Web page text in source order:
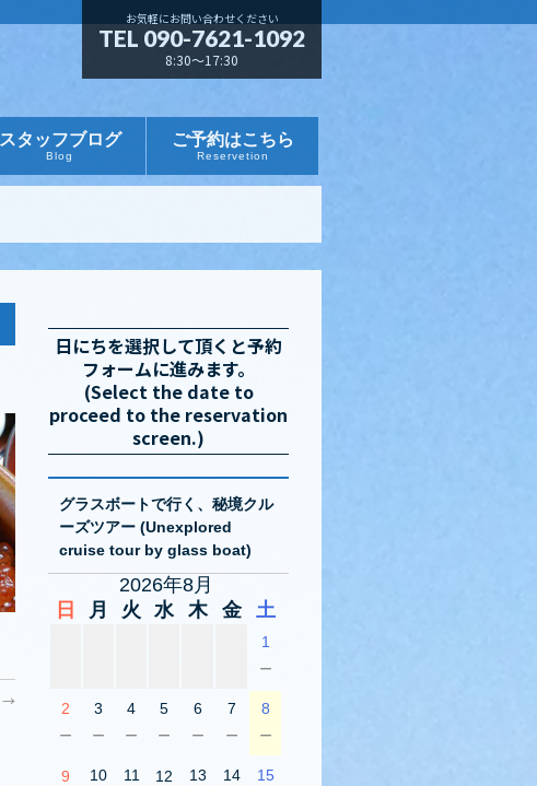
お気軽にお問い合わせください
TEL 090-7621-1092
8:30～17:30
スタッフブログ
Blog
ご予約はこちら
Reservetion
→
日にちを選択して頂くと予約
フォームに進みます。
(Select the date to
proceed to the reservation
screen.)
グラスボートで行く、秘境クル
ーズツアー (Unexplored
cruise tour by glass boat)
2026年8月
日
月 火 水 木 金 土
1
－
2
－
3
－
4
－
5
－
6
－
7
－
8
－
9 10 11 12 13 14 15